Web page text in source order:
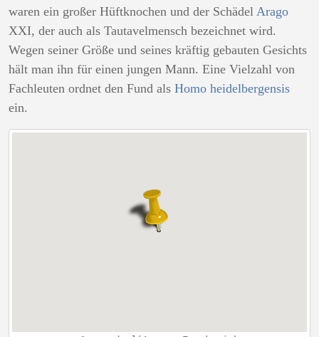
waren ein großer Hüftknochen und der Schädel Arago
XXI, der auch als Tautavelmensch bezeichnet wird.
Wegen seiner Größe und seines kräftig gebauten Gesichts
hält man ihn für einen jungen Mann. Eine Vielzahl von
Fachleuten ordnet den Fund als Homo heidelbergensis
ein.